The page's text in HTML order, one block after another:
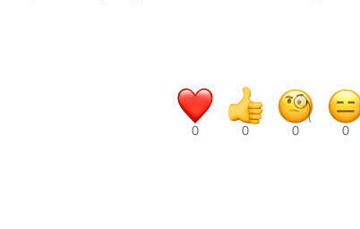
0 0 0 0